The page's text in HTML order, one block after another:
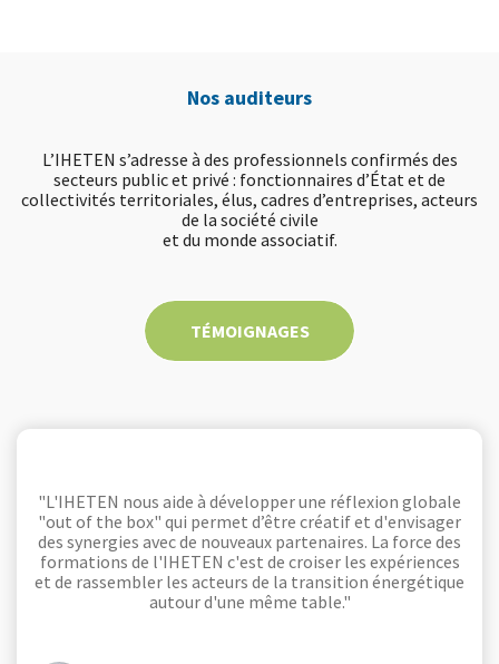
Nos auditeurs
L’IHETEN s’adresse à des professionnels confirmés des
secteurs public et privé : fonctionnaires d’État et de
collectivités territoriales, élus, cadres d’entreprises, acteurs
de la société civile
et du monde associatif.
TÉMOIGNAGES
"L'IHETEN nous aide à développer une réflexion globale
"out of the box" qui permet d’être créatif et d'envisager
des synergies avec de nouveaux partenaires. La force des
formations de l'IHETEN c'est de croiser les expériences
et de rassembler les acteurs de la transition énergétique
autour d'une même table."